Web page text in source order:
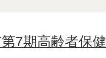
7期高齢者保健